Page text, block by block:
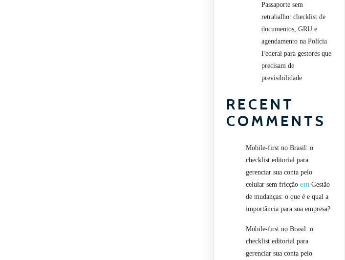
Passaporte sem
retrabalho: checklist de
documentos, GRU e
agendamento na Polícia
Federal para gestores que
precisam de
previsibilidade
RECENT
COMMENTS
Mobile-first no Brasil: o
checklist editorial para
gerenciar sua conta pelo
celular sem fricção emGestão
de mudanças: o que é e qual a
importância para sua empresa?
Mobile-first no Brasil: o
checklist editorial para
gerenciar sua conta pelo